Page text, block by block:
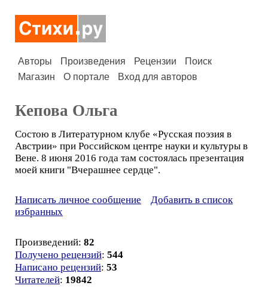
Авторы Произведения Рецензии
Поиск
Магазин
О портале Вход для авторов
Кепова Ольга
Состою в Литературном клубе «Русская поэзия в
Австрии» при Российском центре науки и культуры в
Вене. 8 июня 2016 года там состоялась презентация
моей книги "Вчерашнее сердце".
Написать личное сообщение
Добавить в список
избранных
Произведений: 82
Получено рецензий: 544
Написано рецензий: 53
Читателей: 19842